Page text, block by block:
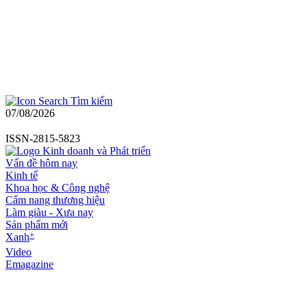
Tìm kiếm
07/08/2026
ISSN-2815-5823
Vấn đề hôm nay
Kinh tế
Khoa học & Công nghệ
Cẩm nang thương hiệu
Làm giàu - Xưa nay
Sản phẩm mới
Xanh+
Video
Emagazine